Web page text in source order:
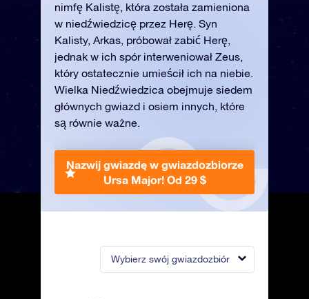
Wybierz swój gwiazdozbiór
nimfę Kalistę, która została zamieniona
w niedźwiedzicę przez Herę. Syn
Kalisty, Arkas, próbował zabić Herę,
jednak w ich spór interweniował Zeus,
który ostatecznie umieścił ich na niebie.
Wielka Niedźwiedzica obejmuje siedem
głównych gwiazd i osiem innych, które
są równie ważne.
Nazwij gwiazdę w gwiazdozbiorze
Ursa Major! Od 29 $